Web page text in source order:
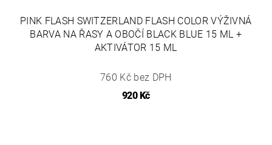
PINK FLASH SWITZERLAND FLASH COLOR VÝŽIVNÁ
BARVA NA ŘASY A OBOČÍ BLACK BLUE 15 ML +
AKTIVÁTOR 15 ML
760 Kč bez DPH
920 Kč